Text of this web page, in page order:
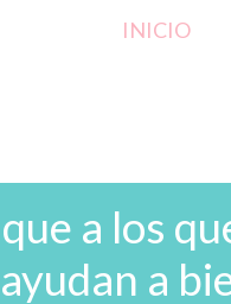
INICIO
a los
ayudan a